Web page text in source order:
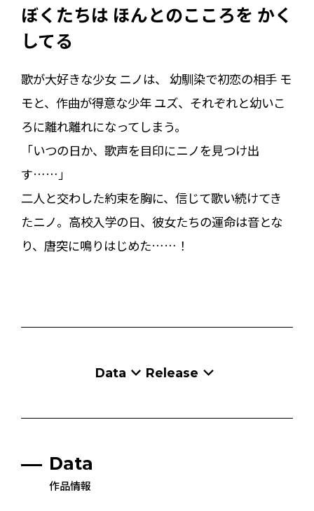
ぼくたちは ほんとのこころを かく
してる
歌が大好きな少女 ニノは、 幼馴染で初恋の相手 モ
モと、作曲が得意な少年 ユズ、それぞれと幼いこ
ろに離れ離れになってしまう。
「いつの日か、歌声を目印にニノを見つけ出
す……」
二人と交わした約束を胸に、信じて歌い続けてき
たニノ。高校入学の日、彼女たちの運命は音とな
り、唐突に鳴りはじめた……！
Data Release
Data
作品情報